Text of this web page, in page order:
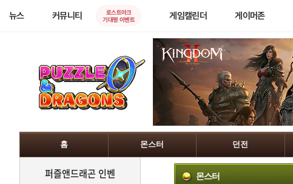
뉴스 커뮤니티
로스트아크
기대평 이벤트
게임캘린더 게이머존
홈 몬스터 던전
퍼즐앤드래곤 인벤 몬스터